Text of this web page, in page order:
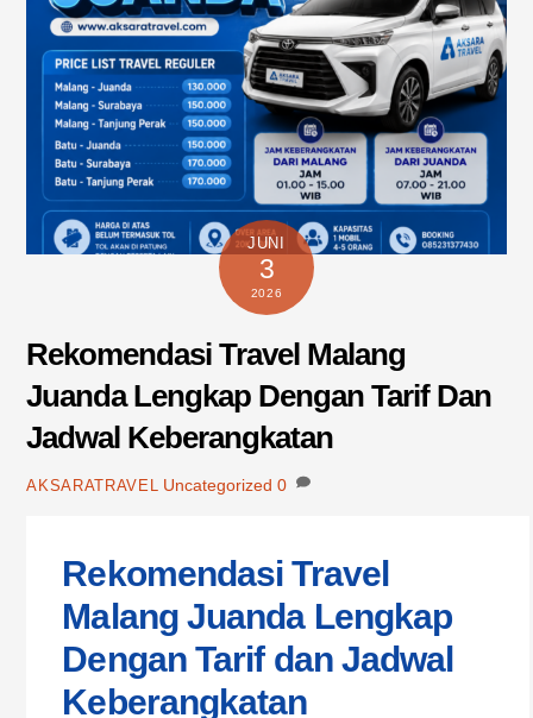
JUNI
3
2026
Rekomendasi Travel Malang
Juanda Lengkap Dengan Tarif Dan
Jadwal Keberangkatan
AKSARATRAVEL Uncategorized 0
Rekomendasi Travel
Malang Juanda Lengkap
Dengan Tarif dan Jadwal
Keberangkatan